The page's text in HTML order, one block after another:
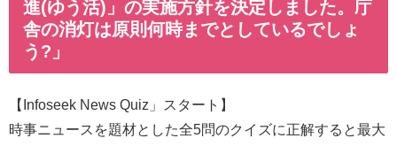
進(ゆう活)」の実施方針を決定しました。庁
舎の消灯は原則何時までとしているでしょ
う?」
【Infoseek News Quiz」スタート】
時事ニュースを題材とした全5問のクイズに正解すると最大